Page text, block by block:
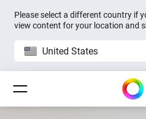
Please select a different country if
view content for your location and
United States